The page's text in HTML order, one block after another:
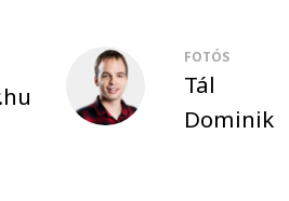
FOTÓS
Tál
Dominik